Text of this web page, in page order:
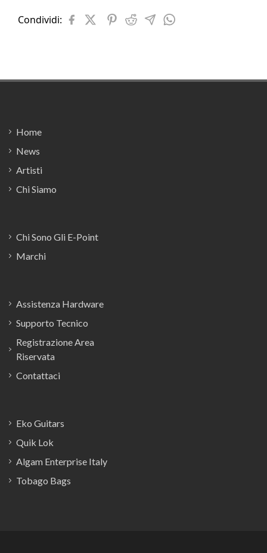
Condividi:
Home
News
Artisti
Chi Siamo
Chi Sono Gli E-Point
Marchi
Assistenza Hardware
Supporto Tecnico
Registrazione Area
Riservata
Contattaci
Eko Guitars
Quik Lok
Algam Enterprise Italy
Tobago Bags